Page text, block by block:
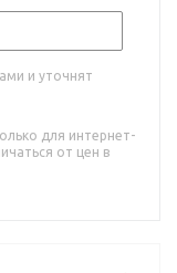
и уточнят
для интернет-
от цен в